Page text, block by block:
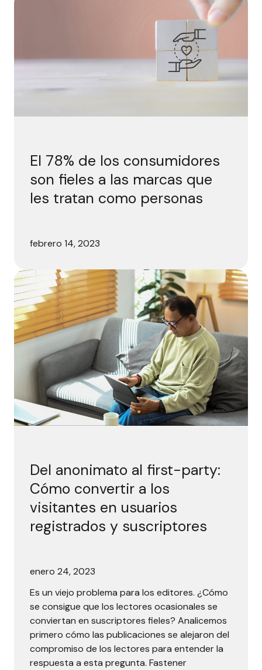
El 78% de los consumidores
son fieles a las marcas que
les tratan como personas
febrero 14, 2023
Del anonimato al first-party:
Cómo convertir a los
visitantes en usuarios
registrados y suscriptores
enero 24, 2023
Es un viejo problema para los editores. ¿Cómo
se consigue que los lectores ocasionales se
conviertan en suscriptores fieles? Analicemos
primero cómo las publicaciones se alejaron del
compromiso de los lectores para entender la
respuesta a esta pregunta. Fastener